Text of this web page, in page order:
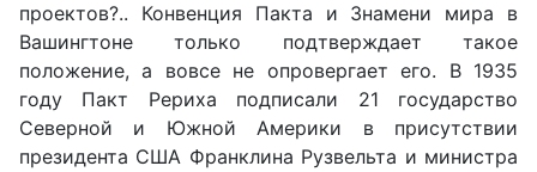
проектов?.. Конвенция Пакта и Знамени мира в
Вашингтоне только подтверждает такое
положение, а вовсе не опровергает его. В 1935
году Пакт Рериха подписали 21 государство
Северной и Южной Америки в присутствии
президента США Франклина Рузвельта и министра